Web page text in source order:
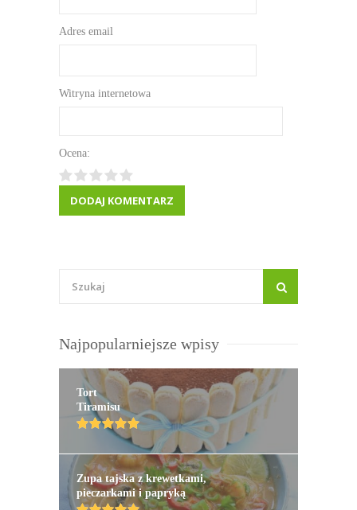
Adres email
Witryna internetowa
Ocena:
Najpopularniejsze wpisy
Tort
Tiramisu
Zupa tajska z krewetkami,
pieczarkami i papryką